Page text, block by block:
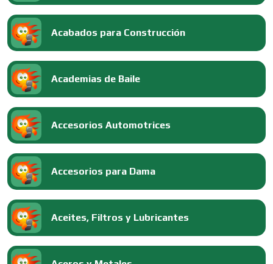
Acabados para Construcción
Academias de Baile
Accesorios Automotrices
Accesorios para Dama
Aceites, Filtros y Lubricantes